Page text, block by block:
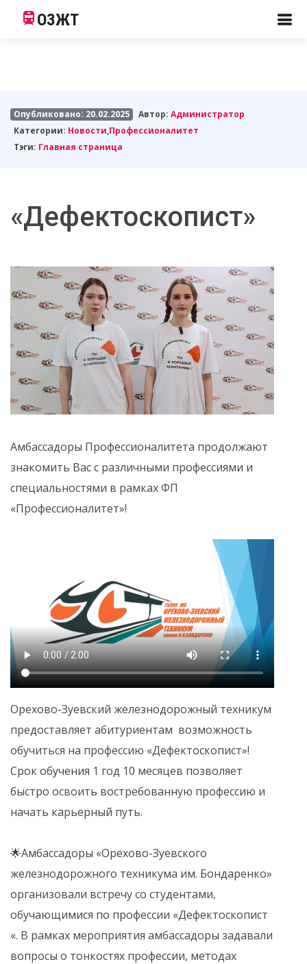
ОЗЖТ
Опубликовано: 20.02.2025 Автор:Администратор
Категории: Новости,Профессионалитет
Тэги: Главная страница
«Дефектоскопист»
Амбассадоры Профессионалитета продолжают
знакомить Вас с различными профессиями и
специальностями в рамках ФП
«Профессионалитет»!
Орехово-Зуевский железнодорожный техникум
предоставляет абитуриентам возможность
обучиться на профессию «Дефектоскопист»!
Срок обучения 1 год 10 месяцев позволяет
быстро освоить востребованную профессию и
начать карьерный путь.
🌟Амбассадоры «Орехово-Зуевского
железнодорожного техникума им. Бондаренко»
организовали встречу со студентами,
обучающимися по профессии «Дефектоскопист
«. В рамках мероприятия амбассадоры задавали
вопросы о тонкостях профессии, методах